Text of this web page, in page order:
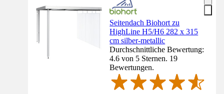
Seitendach Biohort zu
HighLine H5/H6 282 x 315
cm silber-metallic
Durchschnittliche Bewertung:
4.6 von 5 Sternen. 19
Bewertungen.